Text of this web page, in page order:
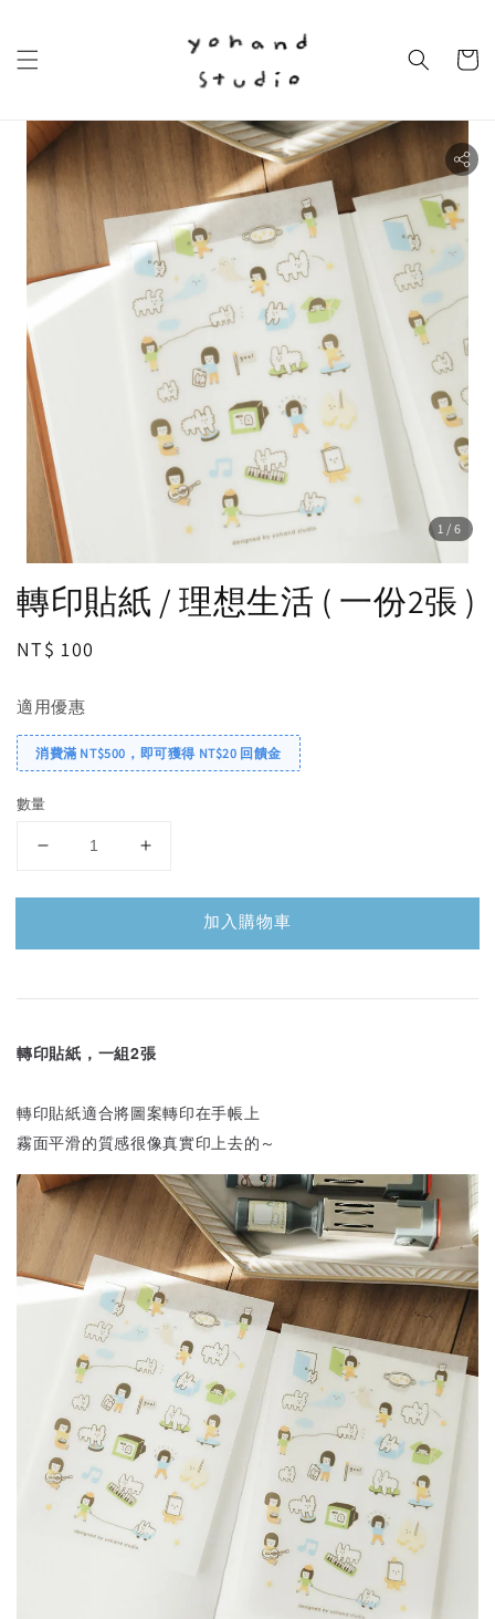
1 /6
轉印貼紙 / 理想生活 ( 一份2張 )
Regular
NT$ 100
適用優惠
消費滿 NT$500，即可獲得 NT$20 回饋金
數量
加入購物車
轉印貼紙，一組2張
轉印貼紙適合將圖案轉印在手帳上
霧面平滑的質感很像真實印上去的～